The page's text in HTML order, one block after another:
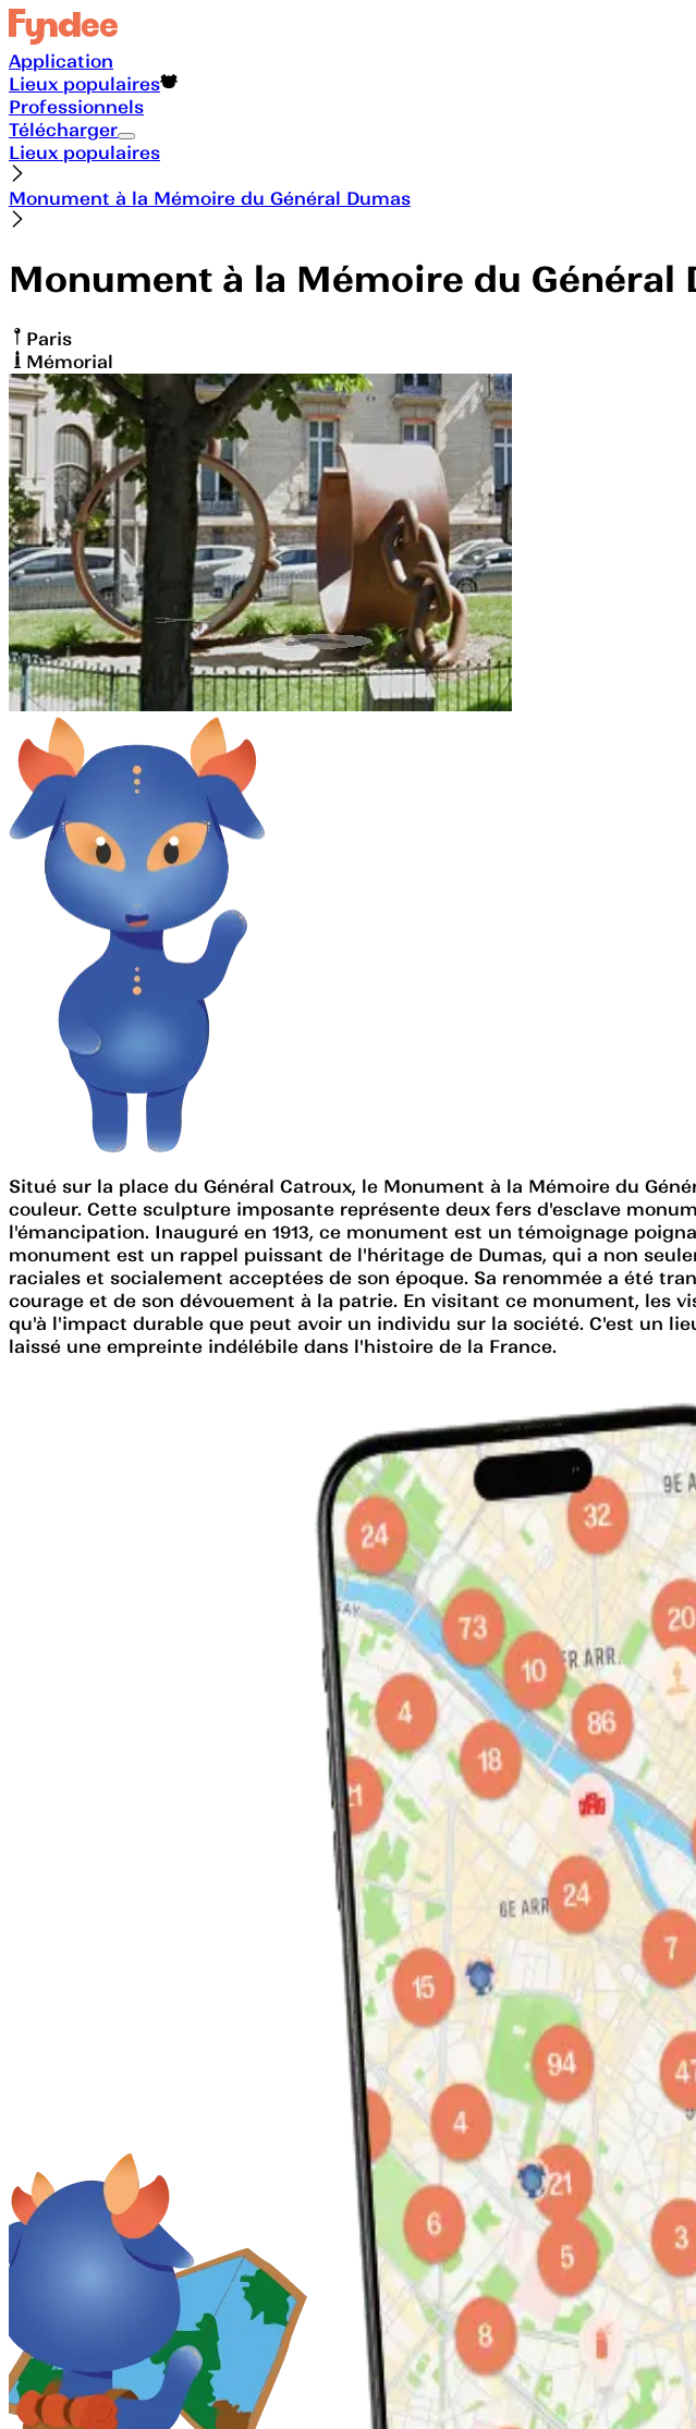
Application
Lieux populaires
Professionnels
Télécharger
Lieux populaires
Monument à la Mémoire du Général Dumas
Monument à la Mémoire du Général
Paris
Mémorial
Situé sur la place du Général Catroux, le Monument à la Mémoire du
couleur. Cette sculpture imposante représente deux fers d'esclave
l'émancipation. Inauguré en 1913, ce monument est un témoignage
monument est un rappel puissant de l'héritage de Dumas, qui a non
raciales et socialement acceptées de son époque. Sa renommée a été
courage et de son dévouement à la patrie. En visitant ce monument, les
qu'à l'impact durable que peut avoir un individu sur la société. C'est un
laissé une empreinte indélébile dans l'histoire de la France.